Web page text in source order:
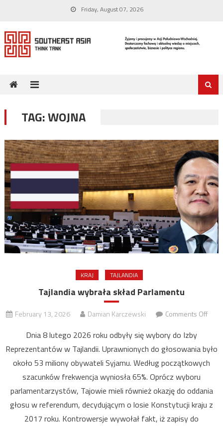
content
Friday, August 07, 2026
TAG:WOJNA
KRAJ TAJLANDIA
Tajlandia wybrała skład Parlamentu
February 13, 2026 Damian Karczewski Comments Offon
skład
Dnia 8 lutego 2026 roku odbyły się wybory do Izby
Reprezentantów w Tajlandii. Uprawnionych do głosowania było
około 53 miliony obywateli Syjamu. Według początkowych
szacunków frekwencja wyniosła 65%. Oprócz wyboru
parlamentarzystów, Tajowie mieli również okazję do oddania
głosu w referendum, decydującym o losie Konstytucji kraju z
2017 roku. Kontrowersje wywołał fakt, iż zapisy do